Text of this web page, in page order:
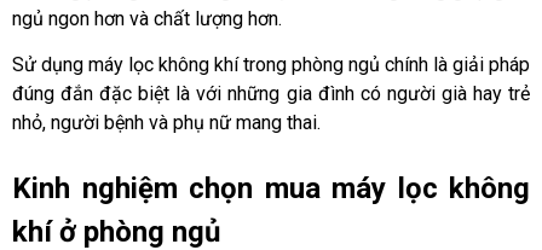
ngủ ngon hơn và chất lượng hơn.
Sử dụng máy lọc không khí trong phòng ngủ chính là giải pháp
đúng đắn đặc biệt là với những gia đình có người già hay trẻ
nhỏ, người bệnh và phụ nữ mang thai.
Kinh nghiệm chọn mua máy lọc không
khí ở phòng ngủ